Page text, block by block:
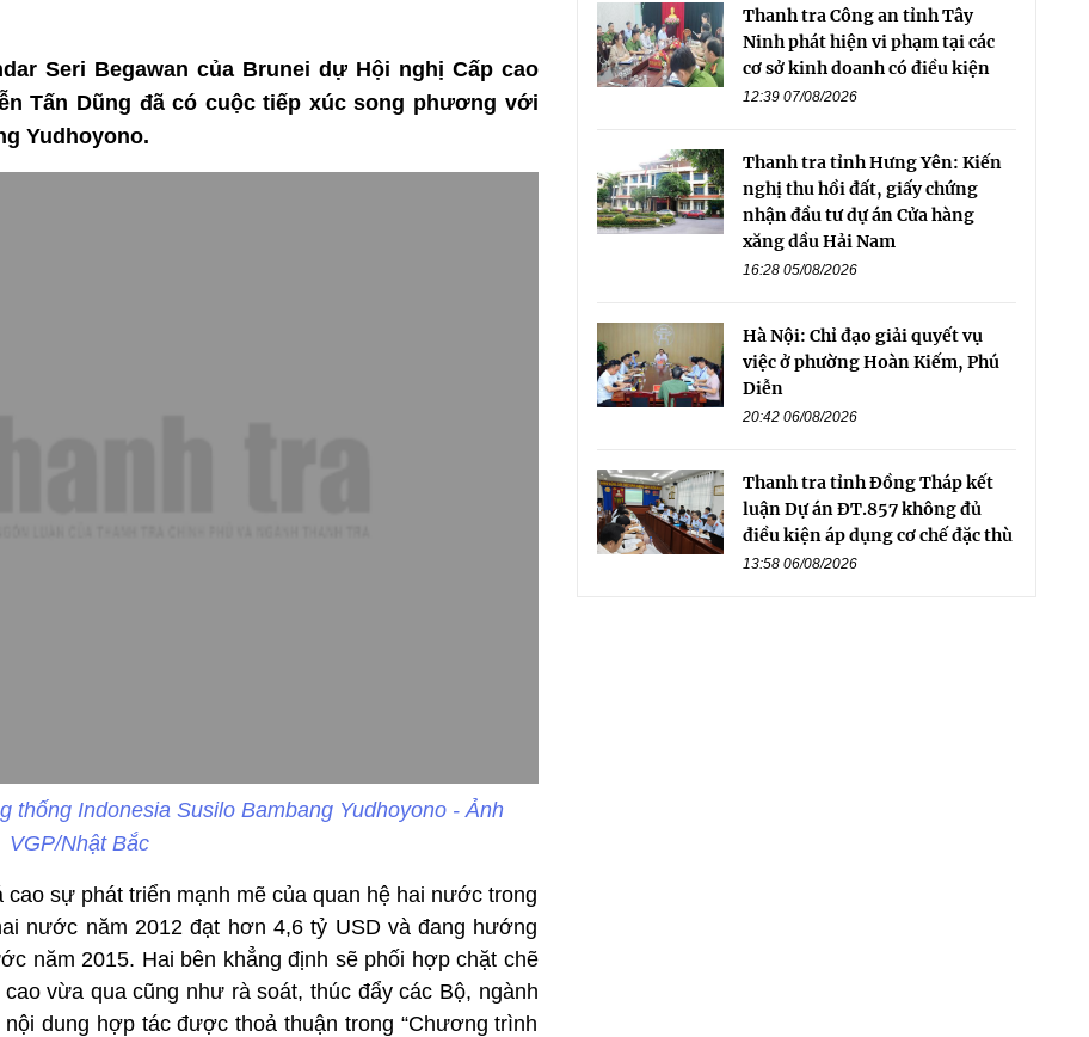
Seri Begawan của Brunei dự Hội nghị Cấp cao
Tấn Dũng đã có cuộc tiếp xúc song phương với
Yudhoyono.
thống Indonesia Susilo Bambang Yudhoyono - Ảnh
VGP/Nhật Bắc
sự phát triển mạnh mẽ của quan hệ hai nước trong
nước năm 2012 đạt hơn 4,6 tỷ USD và đang hướng
năm 2015. Hai bên khẳng định sẽ phối hợp chặt chẽ
vừa qua cũng như rà soát, thúc đẩy các Bộ, ngành
dung hợp tác được thoả thuận trong “Chương trình
Thanh tra Công an tỉnh Tây
Ninh phát hiện vi phạm tại các
cơ sở kinh doanh có điều kiện
12:39 07/08/2026
Thanh tra tỉnh Hưng Yên: Kiến
nghị thu hồi đất, giấy chứng
nhận đầu tư dự án Cửa hàng
xăng dầu Hải Nam
16:28 05/08/2026
Hà Nội: Chỉ đạo giải quyết vụ
việc ở phường Hoàn Kiếm, Phú
Diễn
20:42 06/08/2026
Thanh tra tỉnh Đồng Tháp kết
luận Dự án ĐT.857 không đủ
điều kiện áp dụng cơ chế đặc thù
13:58 06/08/2026